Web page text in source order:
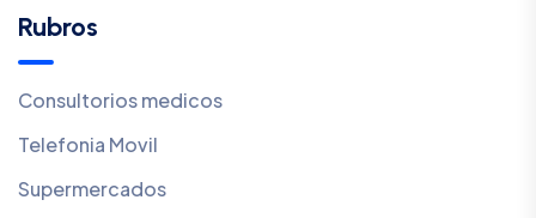
Rubros
Consultorios medicos
Telefonia Movil
Supermercados